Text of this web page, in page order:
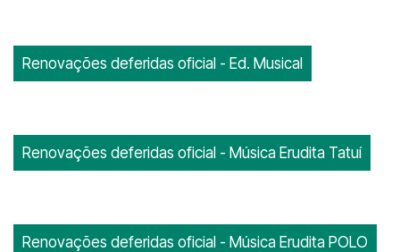
Renovações deferidas oficial - Ed. Musical
Renovações deferidas oficial - Música Erudita Tatuí
Renovações deferidas oficial - Música Erudita POLO